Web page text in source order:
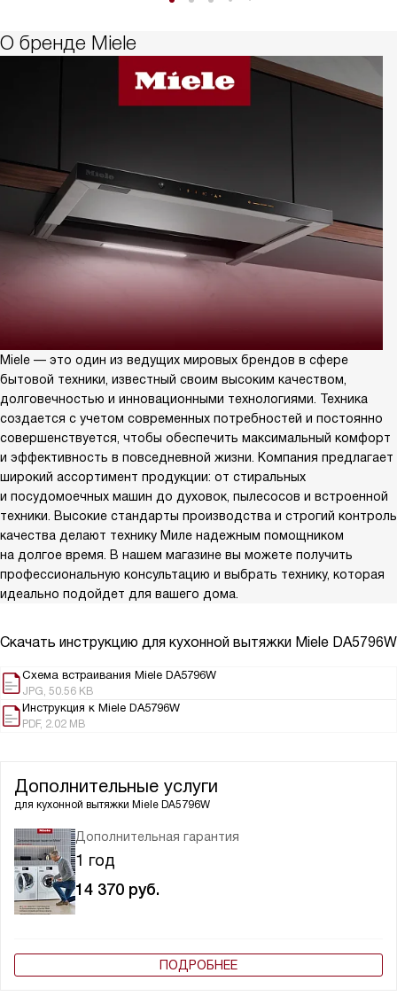
О бренде Miele
Miele — это один из ведущих мировых брендов в сфере
бытовой техники, известный своим высоким качеством,
долговечностью и инновационными технологиями. Техника
создается с учетом современных потребностей и постоянно
совершенствуется, чтобы обеспечить максимальный комфорт
и эффективность в повседневной жизни. Компания предлагает
широкий ассортимент продукции: от стиральных
и посудомоечных машин до духовок, пылесосов и встроенной
техники. Высокие стандарты производства и строгий контроль
качества делают технику Миле надежным помощником
на долгое время. В нашем магазине вы можете получить
профессиональную консультацию и выбрать технику, которая
идеально подойдет для вашего дома.
Скачать инструкцию для кухонной вытяжки Miele DA5796W
Схема встраивания Miele DA5796W
JPG, 50.56 KB
Инструкция к Miele DA5796W
PDF, 2.02 MB
Дополнительные услуги
для кухонной вытяжки Miele DA5796W
Дополнительная гарантия
1 год
14 370 руб.
ПОДРОБНЕЕ